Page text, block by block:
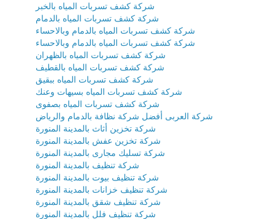
شركة كشف تسربات المياه بالخبر
شركة كشف تسربات المياه بالدمام
شركة كشف تسربات المياه بالدمام وبالاحساء
شركة كشف تسربات المياه بالدمام وبالاحساء
شركة كشف تسربات المياه بالظهران
شركة كشف تسربات المياه بالقطيف
شركة كشف تسربات المياه ببقيق
شركة كشف تسربات المياه بسيهات وعنك
شركة كشف تسربات المياه بصفوى
شركة العربى أفضل شركة نظافة بالدمام والرياض
شركة تخزين أثاث بالمدينة المنورة
شركة تخزين عفش بالمدينة المنورة
شركة تسليك مجارى بالمدينة المنورة
شركة تنظيف بالمدينة المنورة
شركة تنظيف بيوت بالمدينة المنورة
شركة تنظيف خزانات بالمدينة المنورة
شركة تنظيف شقق بالمدينة المنورة
شركة تنظيف فلل بالمدينة المنورة